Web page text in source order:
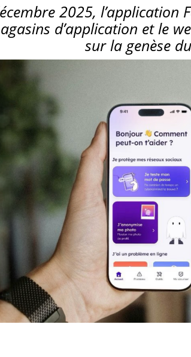
2025,
d’application et le
sur la genèse